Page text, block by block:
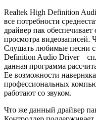
Realtek High Definition
все потребности
драйвер пак
просмотра видеозаписей.
Слушать любимые песни
Definition Audio Driver –
данная программа
Ее возможности
профессиональных
работают со звуком.
Что же данный драйвер